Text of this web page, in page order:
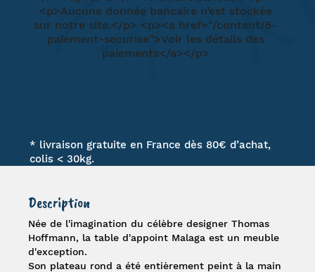
* livraison gratuite en France dès 80€ d’achat,
colis < 30kg.
Description
Née de l'imagination du célèbre designerThomas
Hoffmann, latable d'appoint Malaga est un meuble
d'exception.
Son plateau rond a été entièrement peint à la main